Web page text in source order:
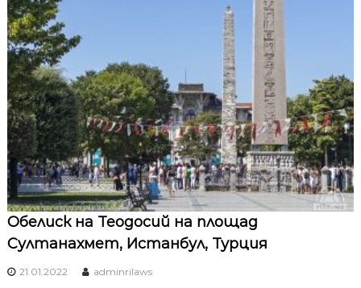
Oбелиск на Теодосий на площад
Султанахмет, Истанбул, Турция
21.01.2022 adminrilaws